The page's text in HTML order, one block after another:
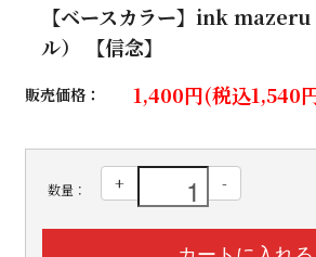
【ベースカラー】ink mazeru
ル） 【信念】
販売価格： 1,400円(税込1,540
数量： + -